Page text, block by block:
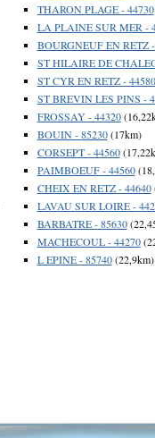
THARON PLAGE - 44730
LA PLAINE SUR MER -
BOURGNEUF EN RETZ
ST HILAIRE DE
ST CYR EN RETZ - 44580
ST BREVIN LES PINS -
FROSSAY - 44320
BOUIN - 85230(17km)
CORSEPT - 44560
PAIMBOEUF - 44560
CHEIX EN RETZ - 44640
LAVAU SUR LOIRE -
BARBATRE - 85630
MACHECOUL - 44270
L EPINE - 85740(22,9km)